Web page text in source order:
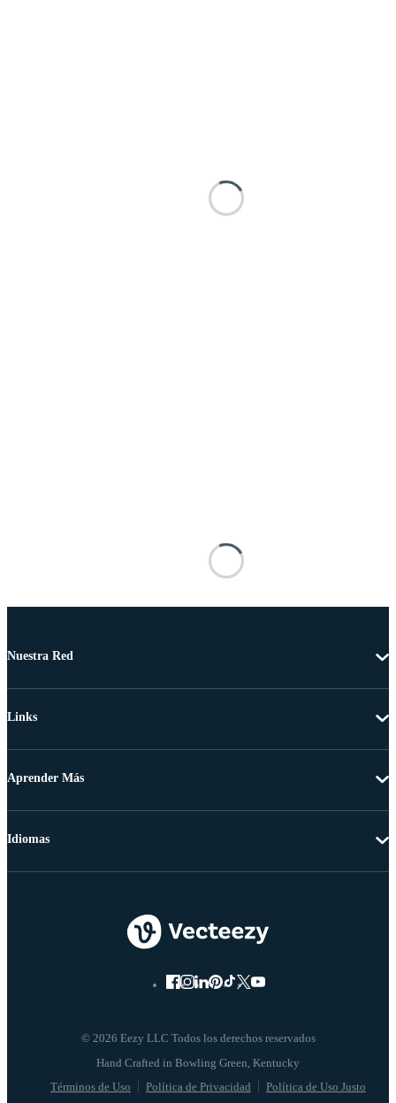
Nuestra Red
Links
Aprender Más
© 2026 Eezy LLC Todos los derechos reservados
Términos de Uso Política de Privacidad Política de Uso Justo
Idiomas